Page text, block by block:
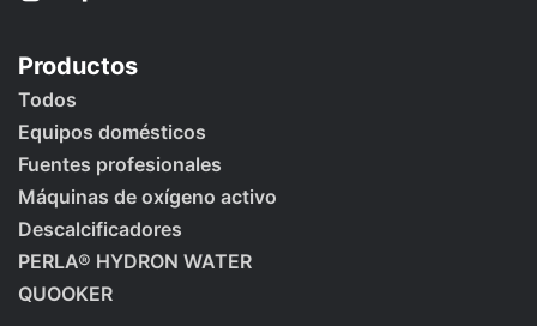
Productos
Todos
Equipos domésticos
Fuentes profesionales
Máquinas de oxígeno activo
Descalcificadores
PERLA® HYDRON WATER
QUOOKER